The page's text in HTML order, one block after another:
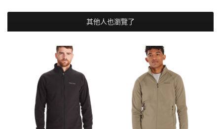
其他人也瀏覽了